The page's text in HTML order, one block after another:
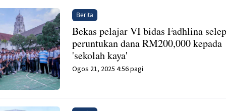
Berita
Bekas pelajar VI bidas Fadhlina
peruntukan dana RM200,000 kepada
'sekolah kaya'
Ogos 21, 2025 4:56 pagi